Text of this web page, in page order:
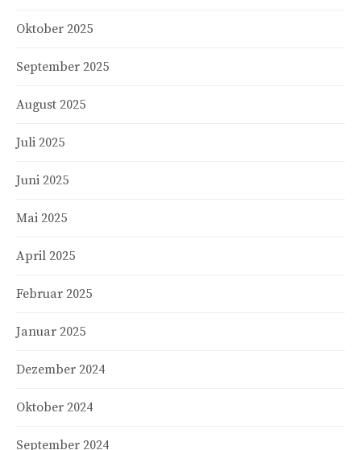
Oktober 2025
September 2025
August 2025
Juli 2025
Juni 2025
Mai 2025
April 2025
Februar 2025
Januar 2025
Dezember 2024
Oktober 2024
September 2024